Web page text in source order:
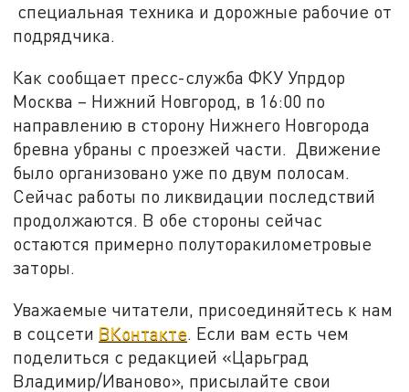
специальная техника и дорожные рабочие от
подрядчика.
Как сообщает пресс-служба ФКУ Упрдор
Москва – Нижний Новгород, в 16:00 по
направлению в сторону Нижнего Новгорода
бревна убраны с проезжей части. Движение
было организовано уже по двум полосам.
Сейчас работы по ликвидации последствий
продолжаются. В обе стороны сейчас
остаются примерно полуторакилометровые
заторы.
Уважаемые читатели, присоединяйтесь к нам
в соцсети ВКонтакте. Если вам есть чем
поделиться с редакцией «Царьград
Владимир/Иваново», присылайте свои